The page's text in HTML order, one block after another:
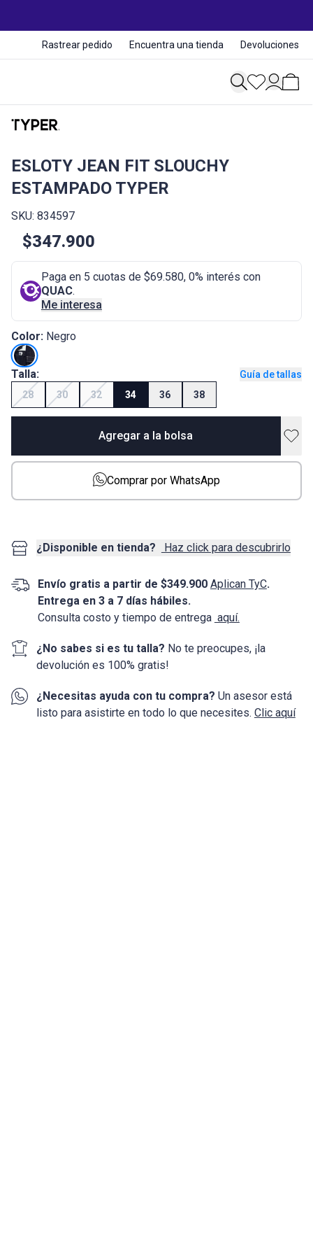
Rastrear pedido Encuentra una tienda Devoluciones
ESLOTY JEAN FIT SLOUCHY
ESTAMPADO TYPER
SKU: 834597
$347.900
Paga en 5 cuotas de $69.580, 0% interés con
QUAC.
Me interesa
Color: Negro
Talla:
Guía de tallas
28
30 32 34 36 38
Agregar a la bolsa
Comprar por WhatsApp
¿Disponible en tienda? Haz click para descubrirlo
Envío gratis a partir de $349.900 Aplican TyC.
Entrega en 3 a 7 días hábiles.
Consulta costo y tiempo de entrega aquí.
¿No sabes si es tu talla? No te preocupes, ¡la
devoluciónes 100% gratis!
¿Necesitas ayuda con tu compra? Un asesor está
listo para asistirte en todo lo que necesites. Clic aquí